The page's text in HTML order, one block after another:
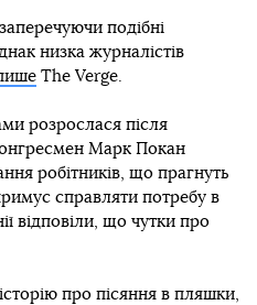
подібні
низка журналістів
The Verge.
розрослася після
Марк Покан
робітників, що прагнуть
справляти потребу в
відповіли, що чутки про
про пісяння в пляшки,